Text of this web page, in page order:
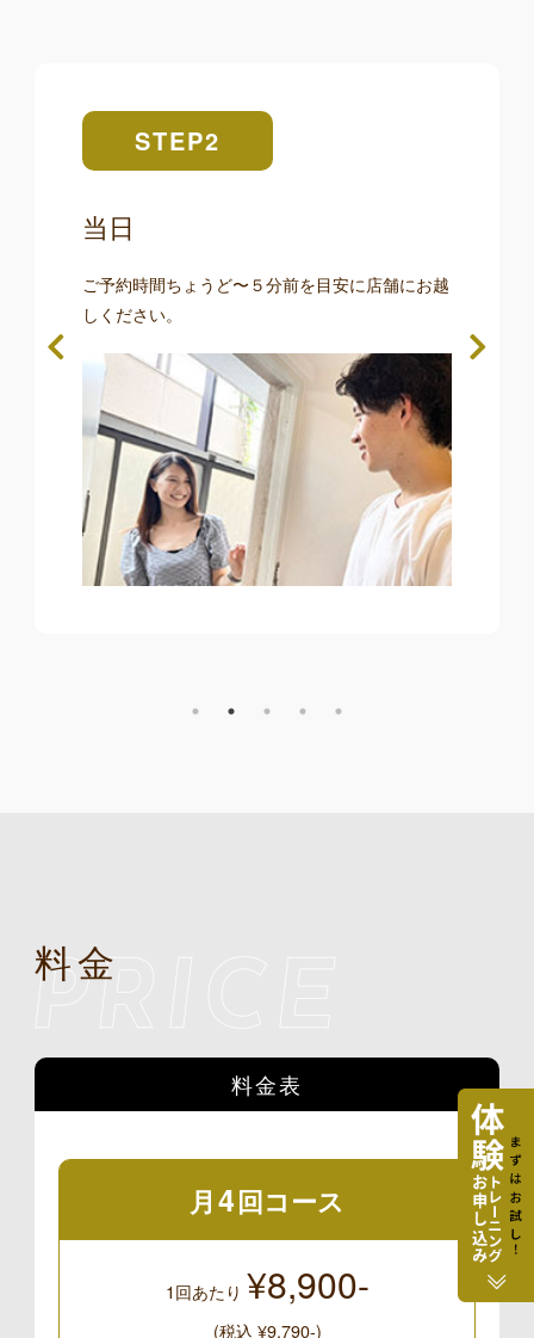
STEP1
STEP2
STEP3
カウンセリング
お客様の理想の身体や目標数値、これまでの生活
習慣、パーソナルトレーニングやお食事に対する
STEP4
STEP5
料金
料金表
月4回コース
1回あたり ¥8,900-
(税込 ¥9,790-)